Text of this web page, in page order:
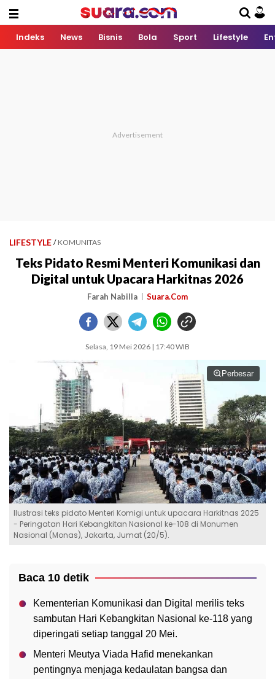
Indeks News Bisnis Bola Sport Lifestyle
LIFESTYLE / KOMUNITAS
Teks Pidato Resmi Menteri Komunikasi dan
Digital untuk Upacara Harkitnas 2026
Farah Nabilla Suara.Com
Selasa, 19 Mei 2026 | 17:40 WIB
Perbesar
Ilustrasi teks pidato Menteri Komigi untuk upacara Harkitnas 2025
- Peringatan Hari Kebangkitan Nasional ke-108 di Monumen
Nasional (Monas), Jakarta, Jumat (20/5).
Baca 10 detik
Kementerian Komunikasi dan Digital merilis teks
sambutan Hari Kebangkitan Nasional ke-118 yang
diperingati setiap tanggal 20 Mei.
Menteri Meutya Viada Hafid menekankan
pentingnya menjaga kedaulatan bangsa dan